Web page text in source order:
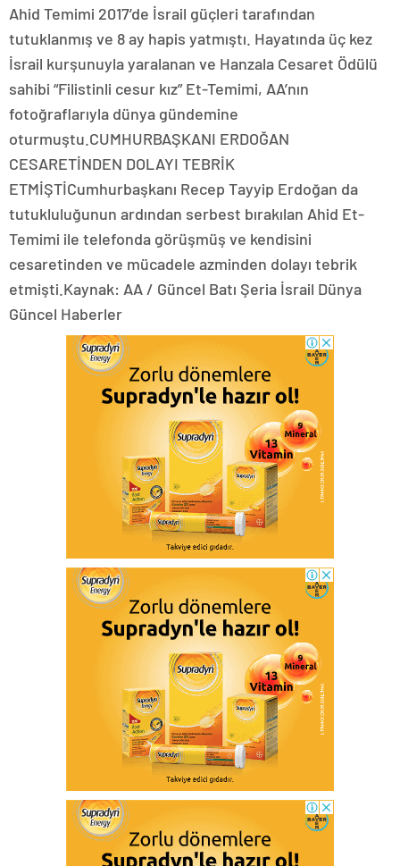
Ahid Temimi 2017’de İsrail güçleri tarafından
tutuklanmış ve 8 ay hapis yatmıştı. Hayatında üç kez
İsrail kurşunuyla yaralanan ve Hanzala Cesaret Ödülü
sahibi “Filistinli cesur kız” Et-Temimi, AA’nın
fotoğraflarıyla dünya gündemine
oturmuştu.CUMHURBAŞKANI ERDOĞAN
CESARETİNDEN DOLAYI TEBRİK
ETMİŞTİCumhurbaşkanı Recep Tayyip Erdoğan da
tutukluluğunun ardından serbest bırakılan Ahid Et-
Temimi ile telefonda görüşmüş ve kendisini
cesaretinden ve mücadele azminden dolayı tebrik
etmişti.Kaynak: AA / Güncel Batı Şeria İsrail Dünya
Güncel Haberler